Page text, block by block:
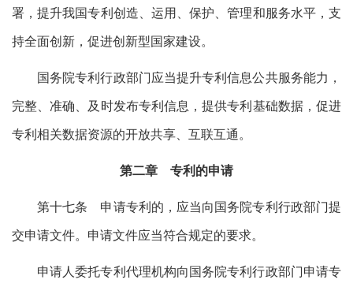
署，提升我国专利创造、运用、保护、管理和服务水平，支
持全面创新，促进创新型国家建设。
国务院专利行政部门应当提升专利信息公共服务能力，
完整、准确、及时发布专利信息，提供专利基础数据，促进
专利相关数据资源的开放共享、互联互通。
第二章 专利的申请
第十七条 申请专利的，应当向国务院专利行政部门提
交申请文件。申请文件应当符合规定的要求。
申请人委托专利代理机构向国务院专利行政部门申请专